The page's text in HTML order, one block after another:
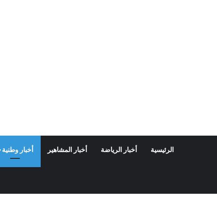
الرئيسية أخبار الرياضة أخبار المشاهير أخبار وطنية